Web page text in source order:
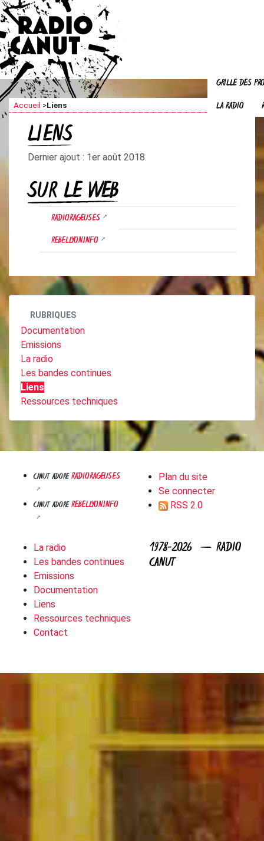
GRILLE DES
LA RADIO
Accueil >Liens
LIENS
Dernier ajout : 1er août 2018.
SUR LE WEB
RADIORAGEUSES
REBELLYON.INFO
RUBRIQUES
Documentation
Emissions
La radio
Les bandes continues
Liens
Ressources techniques
CANUT ADORERADIORAGEUSES
CANUT ADOREREBELLYON.INFO
Plan du site
Se connecter
RSS 2.0
La radio
Les bandes continues
Emissions
Documentation
Liens
Ressources techniques
Contact
1978-2026 — RADIO
CANUT